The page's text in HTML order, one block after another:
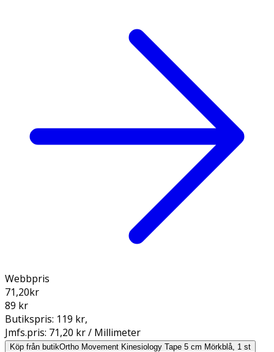
Webbpris
71,20kr
89 kr
Butikspris: 119 kr,
Jmfs.pris: 71,20 kr / Millimeter
Köp från butikOrtho Movement Kinesiology Tape 5 cm Mörkblå, 1 st